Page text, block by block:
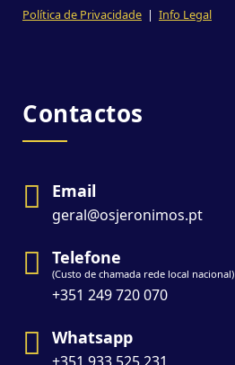
Política de Privacidade | Info Legal
Contactos
Email
geral@osjeronimos.pt
Telefone
(Custo de chamada rede local nacional)
+351 249 720 070
Whatsapp